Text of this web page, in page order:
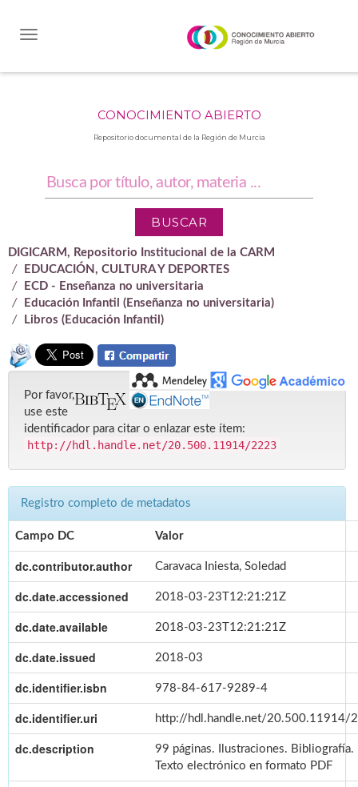
CONOCIMIENTO ABIERTO
Repositorio documental de la Región de Murcia
DIGICARM, Repositorio Institucional de la CARM
EDUCACIÓN, CULTURA Y DEPORTES
ECD - Enseñanza no universitaria
Educación Infantil (Enseñanza no universitaria)
Libros (Educación Infantil)
Por favor,
use este
identificador para citar o enlazar este ítem:
http://hdl.handle.net/20.500.11914/2223
Registro completo de metadatos
Campo DC Valor
dc.contributor.author Caravaca Iniesta, Soledad
dc.date.accessioned 2018-03-23T12:21:21Z
dc.date.available 2018-03-23T12:21:21Z
dc.date.issued 2018-03
dc.identifier.isbn 978-84-617-9289-4
dc.identifier.uri http://hdl.handle.net/20.500.11914/
dc.description
99 páginas. Ilustraciones. Bibliografía.
Texto electrónico en formato PDF